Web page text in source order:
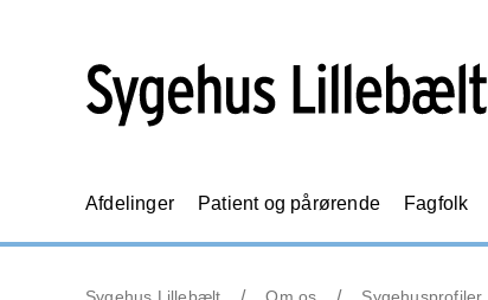
Afdelinger Patient og pårørende Fagfolk